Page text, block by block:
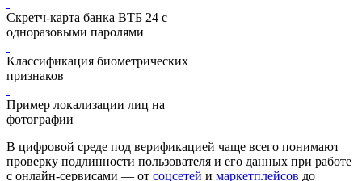
Скретч-карта банка ВТБ 24 с
одноразовыми паролями
Классификация биометрических
признаков
Пример локализации лиц на
фотографии
В цифровой среде под верификацией чаще всего понимают
проверку подлинности пользователя и его данных при работе
с онлайн-сервисами — от соцсетей и маркетплейсов до